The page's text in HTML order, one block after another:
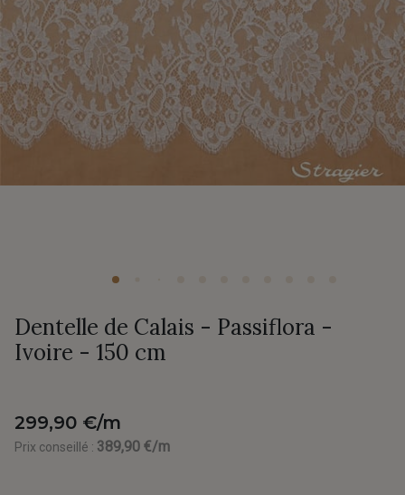
Dentelle de Calais - Passiflora -
Ivoire - 150 cm
299,90 €/m
Prix conseillé : 389,90 €/m